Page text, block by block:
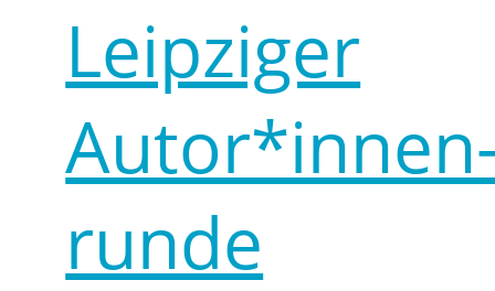
Leipziger
runde